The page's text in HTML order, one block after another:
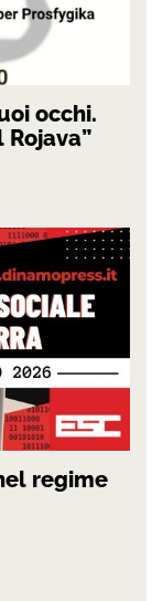
occhi.
regime